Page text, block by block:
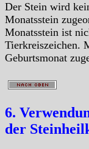
Der Stein wird
Monatsstein
Monatsstein ist
Tierkreiszeichen.
Geburtsmonat
6.
der